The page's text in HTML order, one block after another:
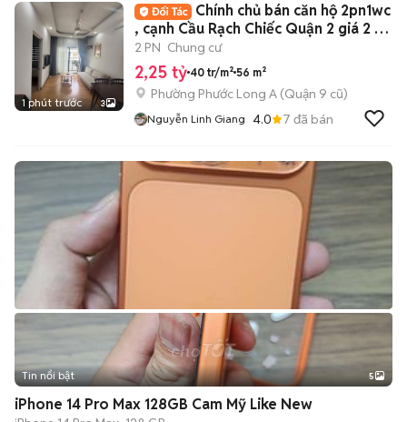
1 phút trước 3
Chính chủ bán căn hộ 2pn1wc
, cạnh Cầu Rạch Chiếc Quận 2 giá 2 tỷ
250
2 PN Chung cư
2,25 tỷ 40 tr/m² 56 m²
Phường Phước Long A (Quận 9 cũ)
Nguyễn Linh Giang 4.0 7 đã bán
Tin nổi bật 5
iPhone 14 Pro Max 128GB Cam Mỹ Like New